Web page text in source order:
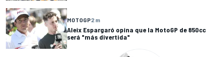
MOTOGP2 m
Aleix Espargaró opina que la MotoGP de 850cc
será "más divertida"